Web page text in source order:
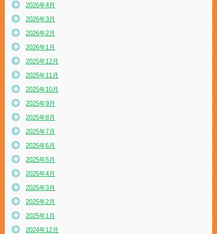
2026年4月
2026年3月
2026年2月
2026年1月
2025年12月
2025年11月
2025年10月
2025年9月
2025年8月
2025年7月
2025年6月
2025年5月
2025年4月
2025年3月
2025年2月
2025年1月
2024年12月